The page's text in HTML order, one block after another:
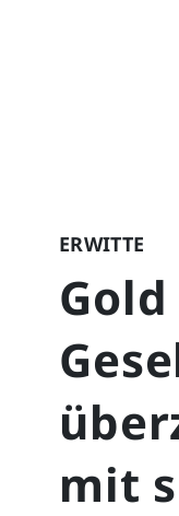
ERWITTE
mit